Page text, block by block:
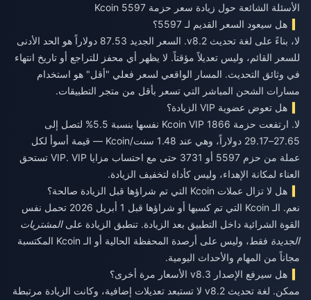
الأسئلة الشائعة حول زيادة سعر حزمة 5597 Kcoin
هل سيعود السعر القديم لـ 5597؟
لا، بناءً على لغة تحديث v8.2. السعر الجديد 87.53 دولاراً هو الحد الأدنى
للسعر القائم، وليس تعديلاً مؤقتاً. لا يظهر أي محفز للتراجع أو تاريخ انتهاء
في وثائق التحديث. المسار الواقعي لسعر فعلي "أقل" هو استخدام
مسارات الشحن المباشر التي تسعر بأقل من متجر التطبيقات.
هل تعوض عضوية VIP الزيادة؟
لا. ارتفعت حزمة 1866 Kcoin VIP نفسها بنسبة 5.5% لتصل إلى
27.65–29.17 دولاراً، وهي عند 1.48 سنت/Kcoin — قيمة أسوأ لكل
عملة من حزم 5597 أو 3731 حتى مع احتساب مزايا VIP. VIP تستحق
العناء لمكانة الإهداء، وليس كأداة لتخفيف الزيادة.
هل لا تزال عملات Kcoin التي تم شراؤها قبل الزيادة صالحة؟
نعم. الـ Kcoin التي تم كسبها أو شراؤها قبل 1 أبريل 2026 تحمل نفس
القوة الشرائية داخل التطبيق بعد الزيادة. تنطبق الزيادة علىالمشتريات
الجديدة
فقط، وليس على أرصدة المحفظة الحالية أو الـ Kcoin المكتسبة
مجاناً من المهام والأحداث اليومية.
هل سيرفع الإصدار v8.3 الأسعار مرة أخرى؟
ممكن. لغة تحديث v8.2 لا تستبعد تعديلات إضافية، وكانت الزيادة مرتبطة